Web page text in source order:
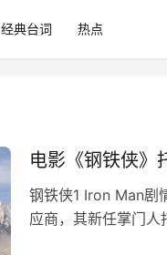
经典台词 热点
电影《钢铁侠》
钢铁侠1 Iron Man剧
应商，其新任掌门